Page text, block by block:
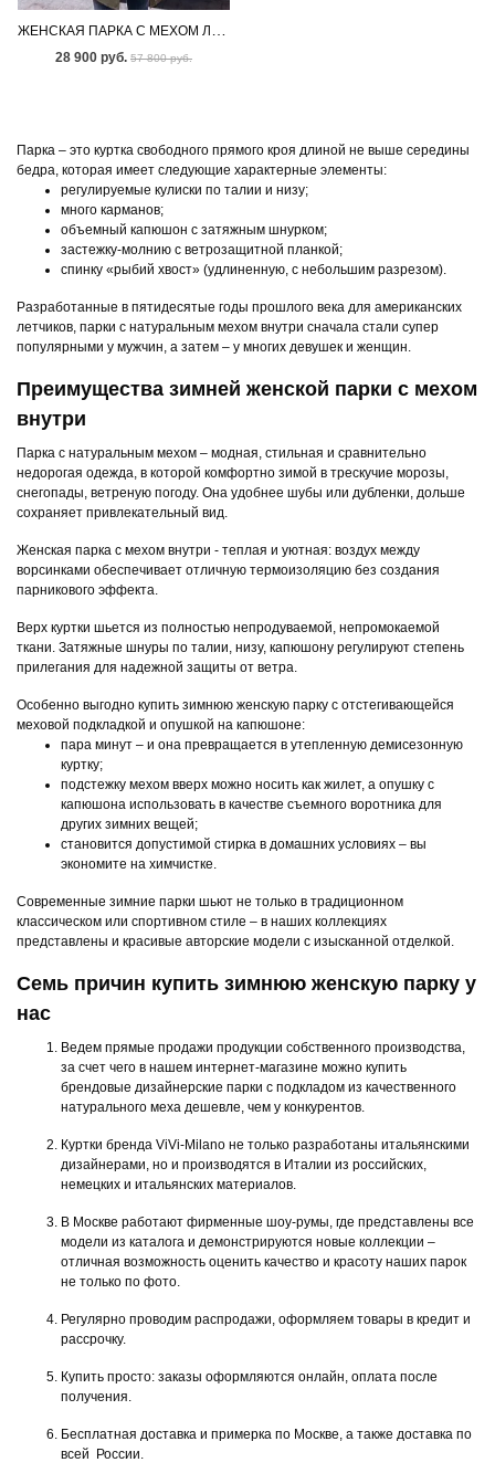
ЖЕНСКАЯ ПАРКА С МЕХОМ ЛИСЫ
28 900 руб. 57 800 руб.
Парка – это куртка свободного прямого кроя длиной не выше середины
бедра, которая имеет следующие характерные элементы:
регулируемые кулиски по талии и низу;
много карманов;
объемный капюшон с затяжным шнурком;
застежку-молнию с ветрозащитной планкой;
спинку «рыбий хвост» (удлиненную, с небольшим разрезом).
Разработанные в пятидесятые годы прошлого века для американских
летчиков, парки с натуральным мехом внутри сначала стали супер
популярными у мужчин, а затем – у многих девушек и женщин.
Преимущества зимней женской парки с мехом
внутри
Парка с натуральным мехом – модная, стильная и сравнительно
недорогая одежда, в которой комфортно зимой в трескучие морозы,
снегопады, ветреную погоду. Она удобнее шубы или дубленки, дольше
сохраняет привлекательный вид.
Женская парка с мехом внутри - теплая и уютная: воздух между
ворсинками обеспечивает отличную термоизоляцию без создания
парникового эффекта.
Верх куртки шьется из полностью непродуваемой, непромокаемой
ткани. Затяжные шнуры по талии, низу, капюшону регулируют степень
прилегания для надежной защиты от ветра.
Особенно выгодно купить зимнюю женскую парку с отстегивающейся
меховой подкладкой и опушкой на капюшоне:
пара минут – и она превращается в утепленную демисезонную
куртку;
подстежку мехом вверх можно носить как жилет, а опушку с
капюшона использовать в качестве съемного воротника для
других зимних вещей;
становится допустимой стирка в домашних условиях – вы
экономите на химчистке.
Современные зимние парки шьют не только в традиционном
классическом или спортивном стиле – в наших коллекциях
представлены и красивые авторские модели с изысканной отделкой.
Семь причин купить зимнюю женскую парку у
нас
Ведем прямые продажи продукции собственного производства,
за счет чего в нашем интернет-магазине можно купить
брендовые дизайнерские парки с подкладом из качественного
натурального меха дешевле, чем у конкурентов.
Куртки бренда ViVi-Milano не только разработаны итальянскими
дизайнерами, но и производятся в Италии из российских,
немецких и итальянских материалов.
В Москве работают фирменные шоу-румы, где представлены все
модели из каталога и демонстрируются новые коллекции –
отличная возможность оценить качество и красоту наших парок
не только по фото.
Регулярно проводим распродажи, оформляем товары в кредит и
рассрочку.
Купить просто: заказы оформляются онлайн, оплата после
получения.
Бесплатная доставка и примерка по Москве, а также доставка по
всей России.